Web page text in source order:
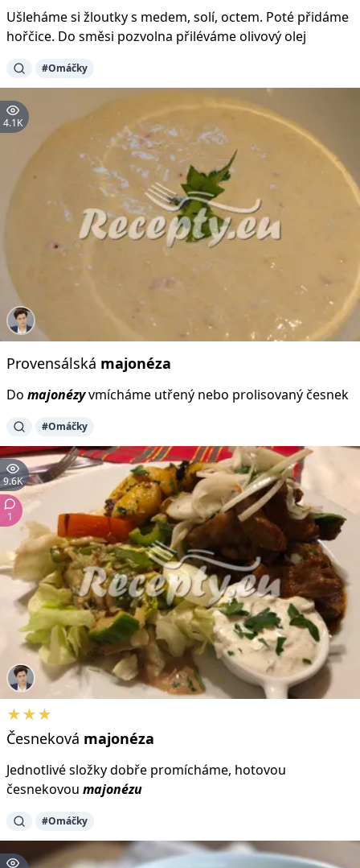
Ušleháme si žloutky s medem, solí, octem. Poté přidáme
hořčice. Do směsi pozvolna přiléváme olivový olej
#Omáčky
4.1K
Provensálská majonéza
Do majonézyvmícháme utřený nebo prolisovaný česnek
#Omáčky
9.6K
1
★★★
Česneková majonéza
Jednotlivé složky dobře promícháme, hotovou
česnekovou majonézu
#Omáčky